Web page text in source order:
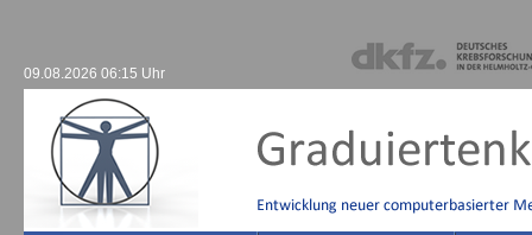
09.08.2026 06:15 Uhr